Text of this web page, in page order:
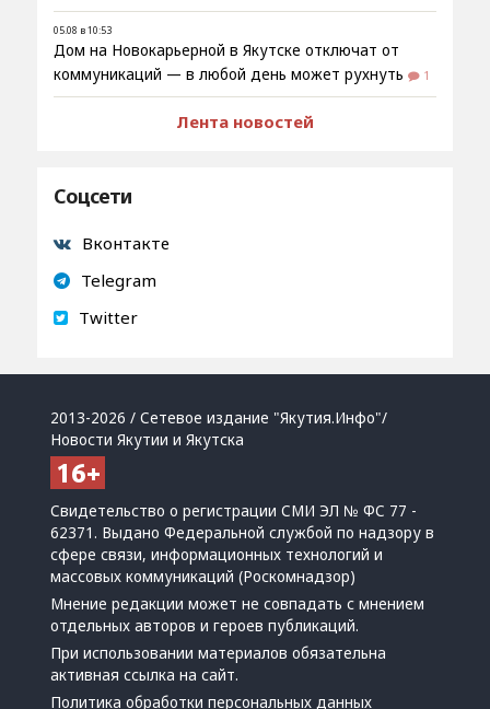
05.08 в 10:53
Дом на Новокарьерной в Якутске отключат от
коммуникаций — в любой день может рухнуть
1
Лента новостей
Соцсети
Вконтакте
Telegram
Twitter
2013-2026 / Сетевое издание "Якутия.Инфо"/
Новости Якутии и Якутска
Свидетельство о регистрации СМИ ЭЛ № ФС 77 -
62371. Выдано Федеральной службой по надзору в
сфере связи, информационных технологий и
массовых коммуникаций (Роскомнадзор)
Мнение редакции может не совпадать с мнением
отдельных авторов и героев публикаций.
При использовании материалов обязательна
активная ссылка на сайт.
Политика обработки персональных данных